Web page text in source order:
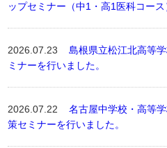
ップセミナー（中1・高1医科コース
2026.07.23島根県立松江北高等
ミナーを行いました。
2026.07.22名古屋中学校・高等
策セミナーを行いました。